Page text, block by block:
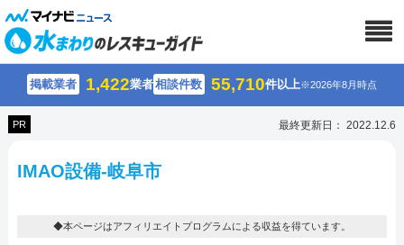
掲載業者 1,422業者相談件数 55,710件以上※2026年8月時点
PR 最終更新日： 2022.12.6
IMAO設備-岐阜市
◆本ページはアフィリエイトプログラムによる収益を得ています。